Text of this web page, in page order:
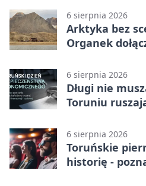
6 sierpnia 2026
Arktyka bez
Organek
6 sierpnia 2026
Długi nie
Toruniu
6 sierpnia 2026
Toruńskie
historię -